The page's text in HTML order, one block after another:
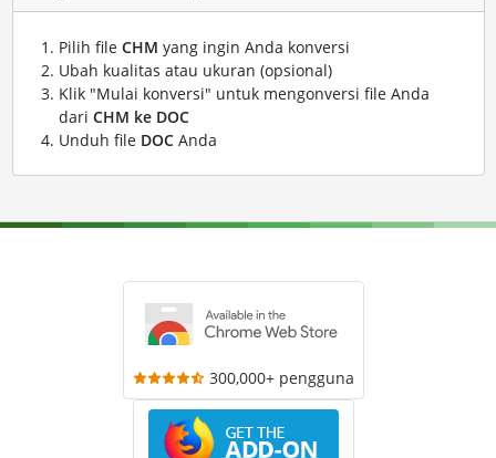
Pilih file CHM yang ingin Anda konversi
Ubah kualitas atau ukuran (opsional)
Klik "Mulai konversi" untuk mengonversi file Anda
dari CHM ke DOC
Unduh file DOCAnda
300,000+ pengguna